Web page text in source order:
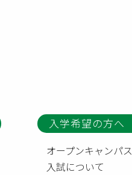
入学希望の方へ
オープンキャンパス
入試について